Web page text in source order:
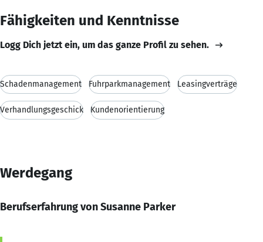
Fähigkeiten und Kenntnisse
Logg Dich jetzt ein, um das ganze Profil zu sehen.
Schadenmanagement Fuhrparkmanagement Leasingverträge
Verhandlungsgeschick Kundenorientierung
Werdegang
Berufserfahrung von Susanne Parker